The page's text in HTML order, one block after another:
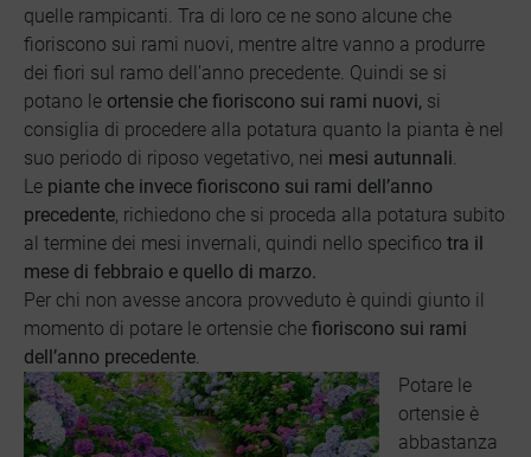
quelle rampicanti. Tra di loro ce ne sono alcune che
fioriscono sui rami nuovi, mentre altre vanno a produrre
dei fiori sul ramo dell’anno precedente. Quindi se si
potano le ortensie che fioriscono sui rami nuovi, si
consiglia di procedere alla potatura quanto la pianta è nel
suo periodo di riposo vegetativo, nei mesi autunnali.
Le piante che invece fioriscono sui rami dell’anno
precedente, richiedono che si proceda alla potatura subito
al termine dei mesi invernali, quindi nello specifico tra il
mese di febbraio e quello di marzo.
Per chi non avesse ancora provveduto è quindi giunto il
momento di potare le ortensie che fioriscono sui rami
dell’anno precedente.
Potare le
ortensie è
abbastanza